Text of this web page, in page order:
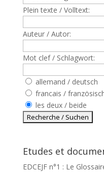
Plein texte / Volltext:
Auteur / Autor:
Mot clef / Schlagwort:
allemand / deutsch
francais /
les deux / beide
Etudes et
EDCEJF n°1 : Le